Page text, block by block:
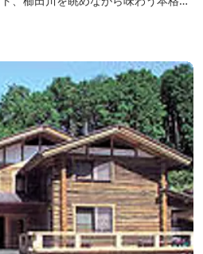
。 松阪の観光情報は、
イト ワクワ...